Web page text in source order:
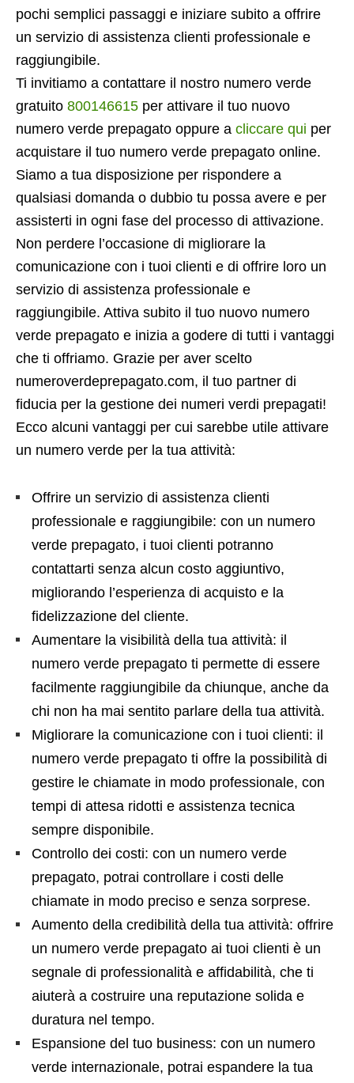
pochi semplici passaggi e iniziare subito a offrire
un servizio di assistenza clienti professionale e
raggiungibile.
Ti invitiamo a contattare il nostro numero verde
gratuito 800146615 per attivare il tuo nuovo
numero verde prepagato oppure a cliccare qui per
acquistare il tuo numero verde prepagato online.
Siamo a tua disposizione per rispondere a
qualsiasi domanda o dubbio tu possa avere e per
assisterti in ogni fase del processo di attivazione.
Non perdere l’occasione di migliorare la
comunicazione con i tuoi clienti e di offrire loro un
servizio di assistenza professionale e
raggiungibile. Attiva subito il tuo nuovo numero
verde prepagato e inizia a godere di tutti i vantaggi
che ti offriamo. Grazie per aver scelto
numeroverdeprepagato.com, il tuo partner di
fiducia per la gestione dei numeri verdi prepagati!
Ecco alcuni vantaggi per cui sarebbe utile attivare
un numero verde per la tua attività:
Offrire un servizio di assistenza clienti
professionale e raggiungibile: con un numero
verde prepagato, i tuoi clienti potranno
contattarti senza alcun costo aggiuntivo,
migliorando l’esperienza di acquisto e la
fidelizzazione del cliente.
Aumentare la visibilità della tua attività: il
numero verde prepagato ti permette di essere
facilmente raggiungibile da chiunque, anche da
chi non ha mai sentito parlare della tua attività.
Migliorare la comunicazione con i tuoi clienti: il
numero verde prepagato ti offre la possibilità di
gestire le chiamate in modo professionale, con
tempi di attesa ridotti e assistenza tecnica
sempre disponibile.
Controllo dei costi: con un numero verde
prepagato, potrai controllare i costi delle
chiamate in modo preciso e senza sorprese.
Aumento della credibilità della tua attività: offrire
un numero verde prepagato ai tuoi clienti è un
segnale di professionalità e affidabilità, che ti
aiuterà a costruire una reputazione solida e
duratura nel tempo.
Espansione del tuo business: con un numero
verde internazionale, potrai espandere la tua